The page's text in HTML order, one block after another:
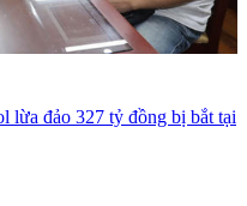
lừa đảo 327 tỷ đồng bị bắt tại